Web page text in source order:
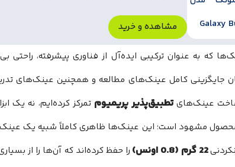
مشاهده و خرید
که به عنوان ترکیبی ایده‌آل از فناوری پیشرفته،
عینک‌هایتطبیق‌پذیر پریمیوم تمرکز کرده‌ایم، نه یک
مشهود است؛ این عینک‌ها ظاهری کاملاً شبیه یک عینک
22 گرم (0.8 اونس)
را حفظ کرده‌اند که آن‌ها را از